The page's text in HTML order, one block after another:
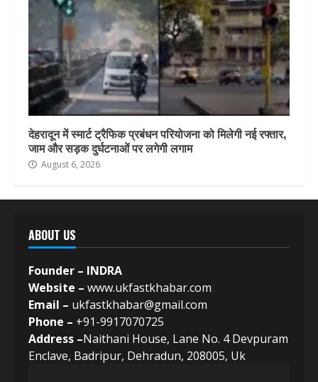
देहरादून में स्मार्ट ट्रैफिक प्रबंधन परियोजना को मिलेगी नई रफ्तार,
जाम और सड़क दुर्घटनाओं पर लगेगी लगाम
August 6, 2026
ABOUT US
Founder – INDRA
Website – www.ukfastkhabar.com
Email – ukfastkhabar@gmail.com
Phone – +91-9917070725
Address –Naithani House, Lane No. 4 Devpuram
Enclave, Badripur, Dehradun, 208005, Uk